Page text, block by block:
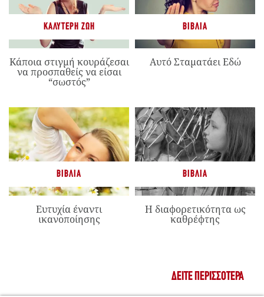
ΚΑΛΎΤΕΡΗ ΖΩΉ
Κάποια στιγμή κουράζεσαι
να προσπαθείς να είσαι
“σωστός”
ΒΙΒΛΊΑ
Αυτό Σταματάει Εδώ
ΒΙΒΛΊΑ
Ευτυχία έναντι
ικανοποίησης
ΒΙΒΛΊΑ
Η διαφορετικότητα ως
καθρέφτης
ΔΕΊΤΕ ΠΕΡΙΣΣΌΤΕΡΑ